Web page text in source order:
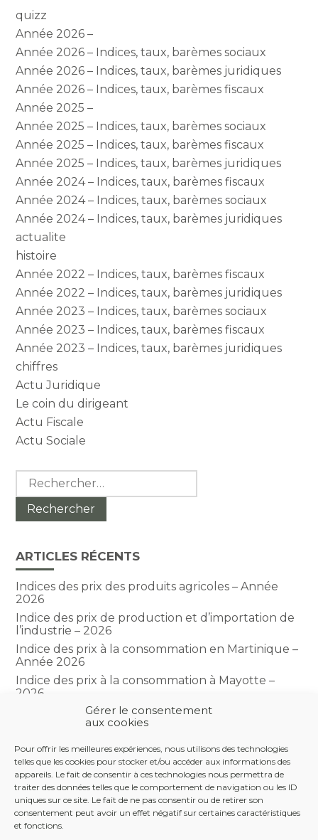
Gérer le consentement
aux cookies
Pour offrir les meilleures expériences, nous utilisons des technologies
telles que les cookies pour stocker et/ou accéder aux informations des
appareils. Le fait de consentir à ces technologies nous permettra de
traiter des données telles que le comportement de navigation ou les ID
uniques sur ce site. Le fait de ne pas consentir ou de retirer son
consentement peut avoir un effet négatif sur certaines caractéristiques
et fonctions.
quizz
Année 2026 –
Année 2026 – Indices, taux, barèmes sociaux
Année 2026 – Indices, taux, barèmes juridiques
Année 2026 – Indices, taux, barèmes fiscaux
Année 2025 –
Année 2025 – Indices, taux, barèmes sociaux
Année 2025 – Indices, taux, barèmes fiscaux
Année 2025 – Indices, taux, barèmes juridiques
Année 2024 – Indices, taux, barèmes fiscaux
Année 2024 – Indices, taux, barèmes sociaux
Année 2024 – Indices, taux, barèmes juridiques
actualite
histoire
Année 2022 – Indices, taux, barèmes fiscaux
Année 2022 – Indices, taux, barèmes juridiques
Année 2023 – Indices, taux, barèmes sociaux
Année 2023 – Indices, taux, barèmes fiscaux
Année 2023 – Indices, taux, barèmes juridiques
chiffres
Actu Juridique
Le coin du dirigeant
Actu Fiscale
Actu Sociale
Rechercher :
ARTICLES RÉCENTS
Indices des prix des produits agricoles – Année
2026
Indice des prix de production et d’importation de
l’industrie – 2026
Indice des prix à la consommation en Martinique –
Année 2026
Indice des prix à la consommation à Mayotte –
2026
Indice du climat des affaires dans le BTP – Année
COMMENTAIRES RÉCENTS